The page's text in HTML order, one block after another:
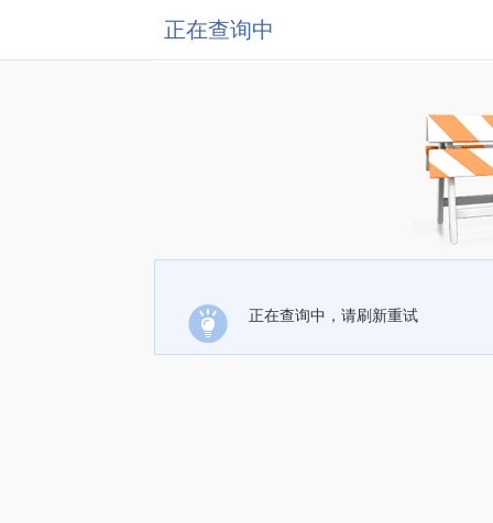
正在查询中
正在查询中，请刷新重试